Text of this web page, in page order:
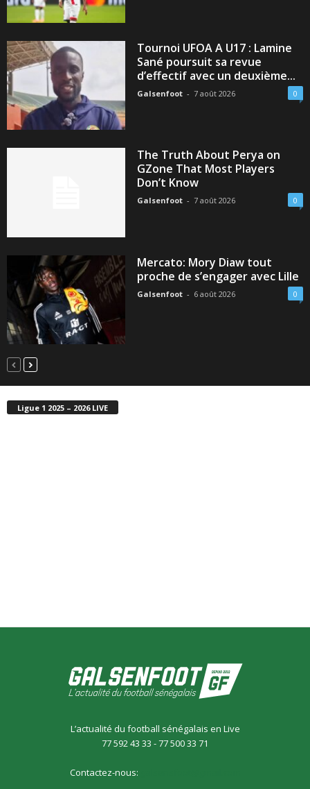
Tournoi UFOA A U17 : Lamine
Sané poursuit sa revue
d’effectif avec un deuxième...
Galsenfoot - 7 août 2026 0
The Truth About Perya on
GZone That Most Players
Don’t Know
Galsenfoot - 7 août 2026 0
Mercato: Mory Diaw tout
proche de s’engager avec Lille
Galsenfoot - 6 août 2026 0
Ligue 1 2025 – 2026 LIVE
L’actualité du football sénégalais en Live
77 592 43 33 - 77 500 33 71
Contactez-nous: